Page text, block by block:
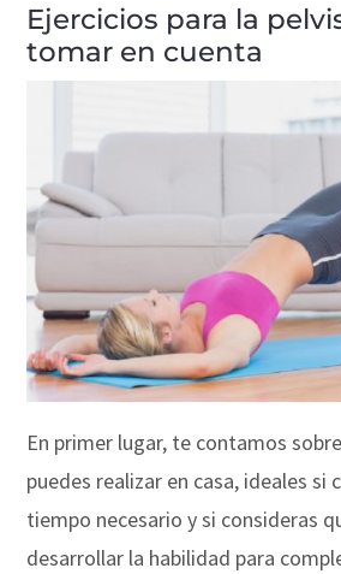
Ejercicios para la
tomar en cuenta
En primer lugar, te contamos
puedes realizar en casa, ideales si
tiempo necesario y si consideras
desarrollar la habilidad para